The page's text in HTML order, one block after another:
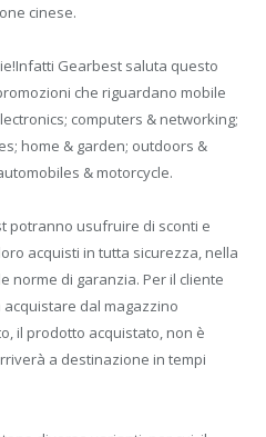
cinese.
Gearbest saluta questo
che riguardano mobile
computers & networking;
home & garden; outdoors &
& motorcycle.
potranno usufruire di sconti e
acquisti in tutta sicurezza, nella
norme di garanzia. Per il cliente
dal magazzino
il prodotto acquistato, non è
a destinazione in tempi